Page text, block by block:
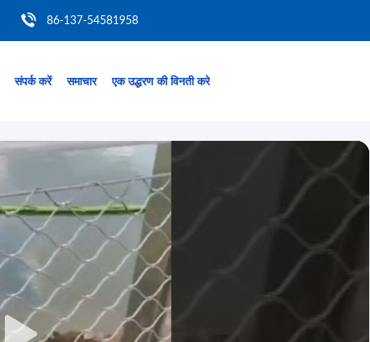
86-137-54581958
संपर्क करें समाचार एक उद्धरण की विनती करे